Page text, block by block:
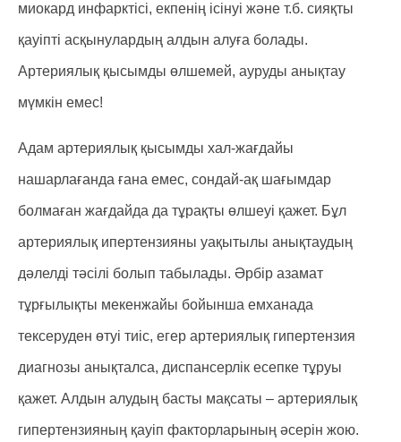
миокард инфарктісі, екпенің ісінуі және т.б. сияқты
қауіпті асқынулардың алдын алуға болады.
Артериялық қысымды өлшемей, ауруды анықтау
мүмкін емес!
Адам артериялық қысымды хал-жағдайы
нашарлағанда ғана емес, сондай-ақ шағымдар
болмаған жағдайда да тұрақты өлшеуі қажет. Бұл
артериялық ипертензияны уақытылы анықтаудың
дәлелді тәсілі болып табылады. Әрбір азамат
тұрғылықты мекенжайы бойынша емханада
тексеруден өтуі тиіс, егер артериялық гипертензия
диагнозы анықталса, диспансерлік есепке тұруы
қажет. Алдын алудың басты мақсаты – артериялық
гипертензияның қауіп факторларының әсерін жою.